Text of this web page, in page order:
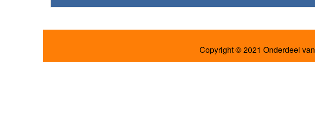
Copyright © 2021 Onderdeel van